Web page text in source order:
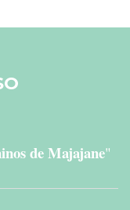
de Majajane"